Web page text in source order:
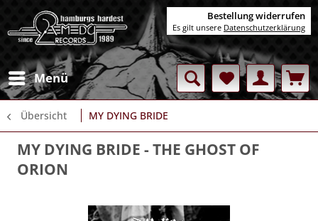
Menü
Übersicht MY DYING BRIDE
MY DYING BRIDE - THE GHOST OF
ORION
Bestellung widerrufen
Es gilt unsere Datenschutzerklärung